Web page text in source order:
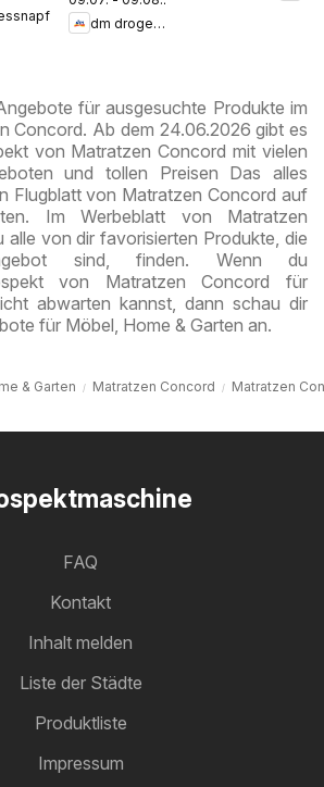
markt
Journal
dm drogerie markt
für ausgesuchte Produkte im
Concord. Ab dem 24.06.2026 gibt es
von Matratzen Concord mit vielen
und tollen Preisen Das alles
Flugblatt von Matratzen Concord auf
Im Werbeblatt von Matratzen
alle von dir favorisierten Produkte, die
sind, finden. Wenn du
von Matratzen Concord für
abwarten kannst, dann schau dir
für Möbel, Home & Garten an.
& Garten Matratzen Concord Matratzen
FAQ
Kontakt
Inhalt melden
Liste der Städte
Produktliste
Impressum